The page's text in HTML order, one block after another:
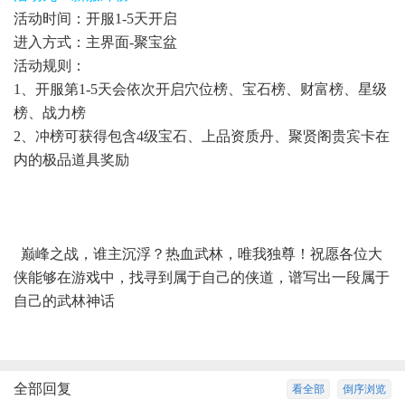
活动时间：开服1-5天开启
进入方式：主界面-聚宝盆
活动规则：
1、开服第1-5天会依次开启穴位榜、宝石榜、财富榜、星级
榜、战力榜
2、冲榜可获得包含4级宝石、上品资质丹、聚贤阁贵宾卡在
内的极品道具奖励
巅峰之战，谁主沉浮？热血武林，唯我独尊！祝愿各位大
侠能够在游戏中，找寻到属于自己的侠道，谱写出一段属于
自己的武林神话
倒序浏览
看全部
全部回复